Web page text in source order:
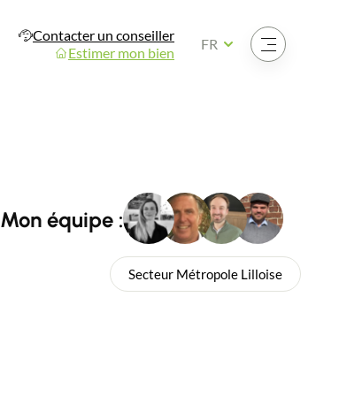
Contacter un conseiller
Estimer mon bien
Ouvrir le menu
FR
Mon équipe :
Secteur Métropole Lilloise